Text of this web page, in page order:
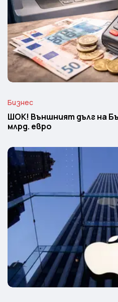
Бизнес
ШОК! Външният дълг на
млрд. евро